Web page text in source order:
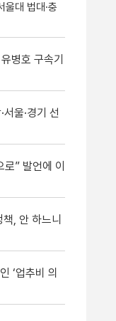
대 법대·충
병호 구속기
서울·경기 선
” 발언에 이
, 안 하느니
‘업추비 의